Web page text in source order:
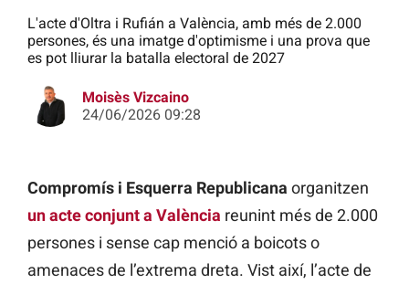
L'acte d'Oltra i Rufián a València, amb més de 2.000
persones, és una imatge d'optimisme i una prova que
es pot lliurar la batalla electoral de 2027
Moisès Vizcaino
24/06/2026 09:28
Compromís i Esquerra Republicana organitzen
un acte conjunt a València reunint més de 2.000
persones i sense cap menció a boicots o
amenaces de l’extrema dreta. Vist així, l’acte de